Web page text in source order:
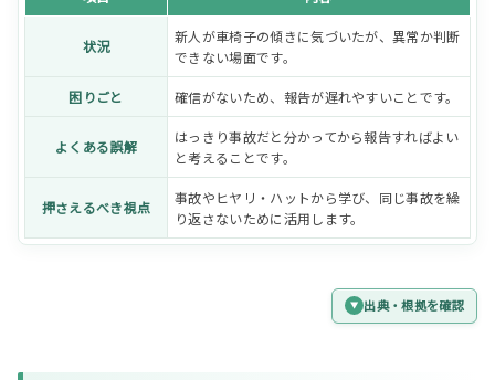
状況
新人が車椅子の傾きに気づいたが、異常か判断
できない場面です。
困りごと 確信がないため、報告が遅れやすいことです。
よくある誤解
はっきり事故だと分かってから報告すればよい
と考えることです。
押さえるべき視点
事故やヒヤリ・ハットから学び、同じ事故を繰
り返さないために活用します。
出典・根拠を確認